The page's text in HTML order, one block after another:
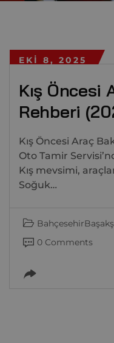
EKI 8, 2025
Kış Öncesi
Rehberi
Kış Öncesi Araç
Oto Tamir
Kış mevsimi,
Soğuk…
Bahçesehir
0 Comments